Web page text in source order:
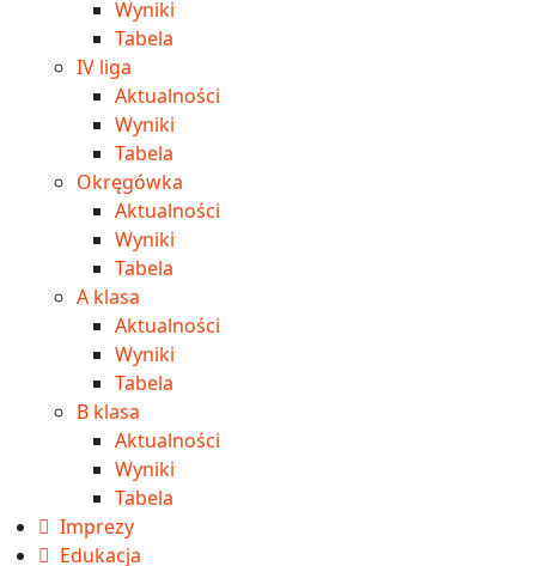
Wyniki
Tabela
IV liga
Aktualności
Wyniki
Tabela
Okręgówka
Aktualności
Wyniki
Tabela
A klasa
Aktualności
Wyniki
Tabela
B klasa
Aktualności
Wyniki
Tabela
Imprezy
Edukacja